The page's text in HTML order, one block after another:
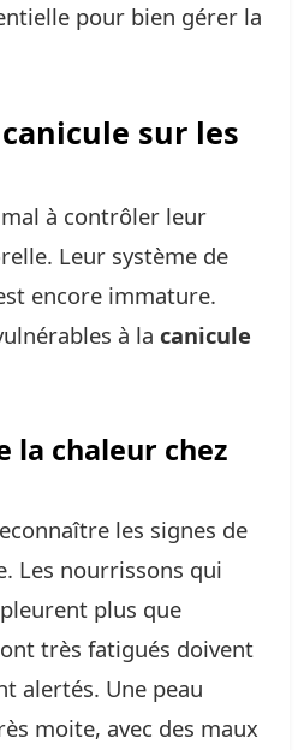
pour bien gérer la
sur les
à contrôler leur
Leur système de
encore immature.
à la canicule
la chaleur chez
les signes de
Les nourrissons qui
plus que
très fatigués doivent
alertés. Une peau
moite, avec des maux